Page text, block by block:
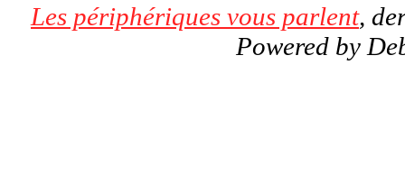
Les périphériques vous parlent,
Powered by